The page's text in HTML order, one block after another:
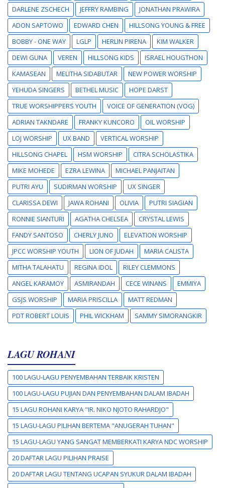
DARLENE ZSCHECH
JEFFRY RAMBING
JONATHAN PRAWIRA
ADON SAPTOWO
EDWARD CHEN
HILLSONG YOUNG & FREE
BOBBY - ONE WAY
LGLP HERLIN PIRENA
KIM WALKER
DEWI GUNA
VEREN HILLSONG KIDS
ISRAEL HOUGTHON
KAMASEAN
MELITHA SIDABUTAR
NEW POWER WORSHIP
YEHUDA SINGERS
BETHEL MUSIC
HOPE DARST
TRUE WORSHIPPERS YOUTH
VOICE OF GENERATION (VOG)
ADRIAN TAKNDARE
FRANKY KUNCORO
OIL WORSHIP
LOJ WORSHIP
UX BAND
VERTICAL WORSHIP
HILLSONG CHAPEL
HSM WORSHIP
CITRA SCHOLASTIKA
MIKE MOHEDE
EZRA LEWINA
MICHAEL PANJAITAN
PUTRI AYU
SUDIRMAN WORSHIP
UX SINGER
CLARISSA DEWI
JAWA ROHANI OLIVIA
PUTRI SIAGIAN
RONNIE SIANTURI
AGATHA CHELSEA
CRYSTAL LEWIS
FANDY SANTOSO
CHERLY JUNO
ELEVATION WORSHIP
JPCC WORSHIP YOUTH
LION OF JUDAH
MARIA CALISTA
MITHA TALAHATU
REGINA IDOL
RILEY CLEMMONS
ANGEL KARAMOY
ASMIRANDAH CECE WINANS
EMMIYA
GSJS WORSHIP
MARIA PRISCILLA
MATT REDMAN
PDT ROBERT LOUIS
PHIL WICKHAM SAMMY SIMORANGKIR
LAGU ROHANI
100 LAGU-LAGU PENYEMBAHAN TERBAIK KRISTEN
100 LAGU-LAGU PUJIAN DAN PENYEMBAHAN DALAM IBADAH
15 LAGU ROHANI KARYA "IR. NIKO NJOTO RAHARDJO"
15 LAGU-LAGU PILIHAN BERTEMA "ANUGERAH TUHAN"
15 LAGU-LAGU YANG SANGAT MEMBERKATI KARYA NDC WORSHIP
20 DAFTAR LAGU PILIHAN PRAISE
20 DAFTAR LAGU TENTANG UCAPAN SYUKUR DALAM IBADAH